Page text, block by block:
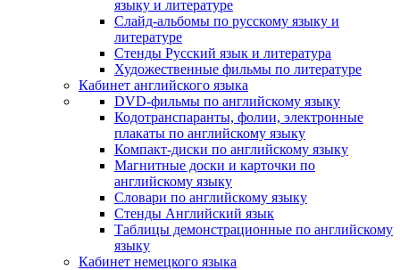
языку и литературе
Слайд-альбомы по русскому языку и
литературе
Стенды Русский язык и литература
Художественные фильмы по литературе
Кабинет английского языка
DVD-фильмы по английскому языку
Кодотранспаранты, фолии, электронные
плакаты по английскому языку
Компакт-диски по английскому языку
Магнитные доски и карточки по
английскому языку
Словари по английскому языку
Стенды Английский язык
Таблицы демонстрационные по английскому
языку
Кабинет немецкого языка